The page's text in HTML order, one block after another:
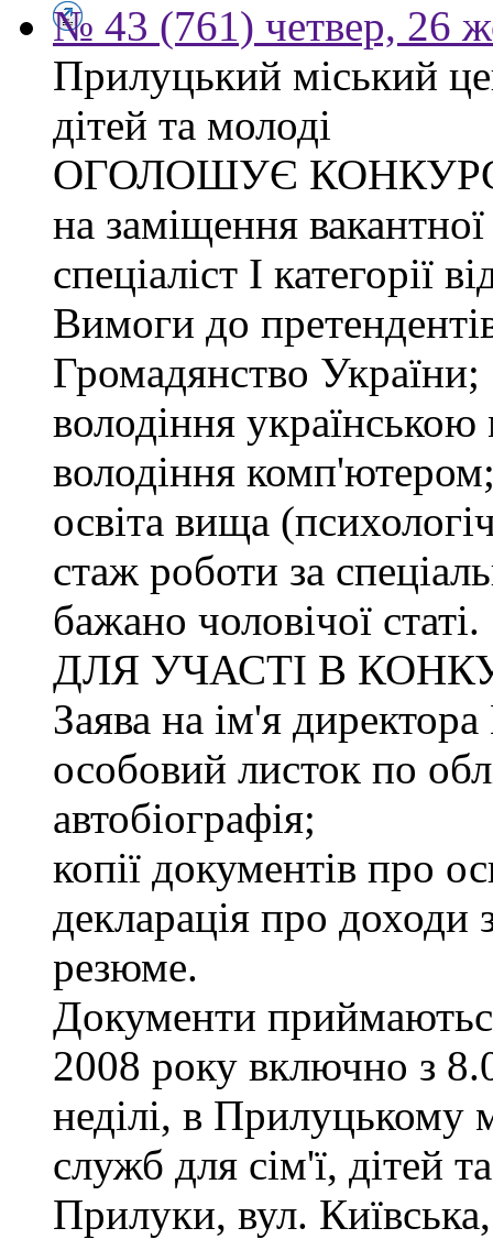
№ 43 (761) четвер, 26
Прилуцький міський
дітей та молоді
ОГОЛОШУЄ
на заміщення
спеціаліст І категорії
Вимоги до
Громадянство України;
володіння
володіння
освіта вища
стаж роботи за
бажано чоловічої статі.
ДЛЯ УЧАСТІ В
Заява на ім'я
особовий листок по
автобіографія;
копії документів про
декларація про доходи
резюме.
Документи
2008 року включно з
неділі, в Прилуцькому
служб для сім'ї, дітей
Прилуки, вул.